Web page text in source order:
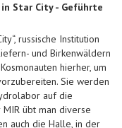
Star City - Geführte
russische Institution
und Birkenwäldern
hierher, um
Sie werden
auf die
übt man diverse
auch die Halle, in der